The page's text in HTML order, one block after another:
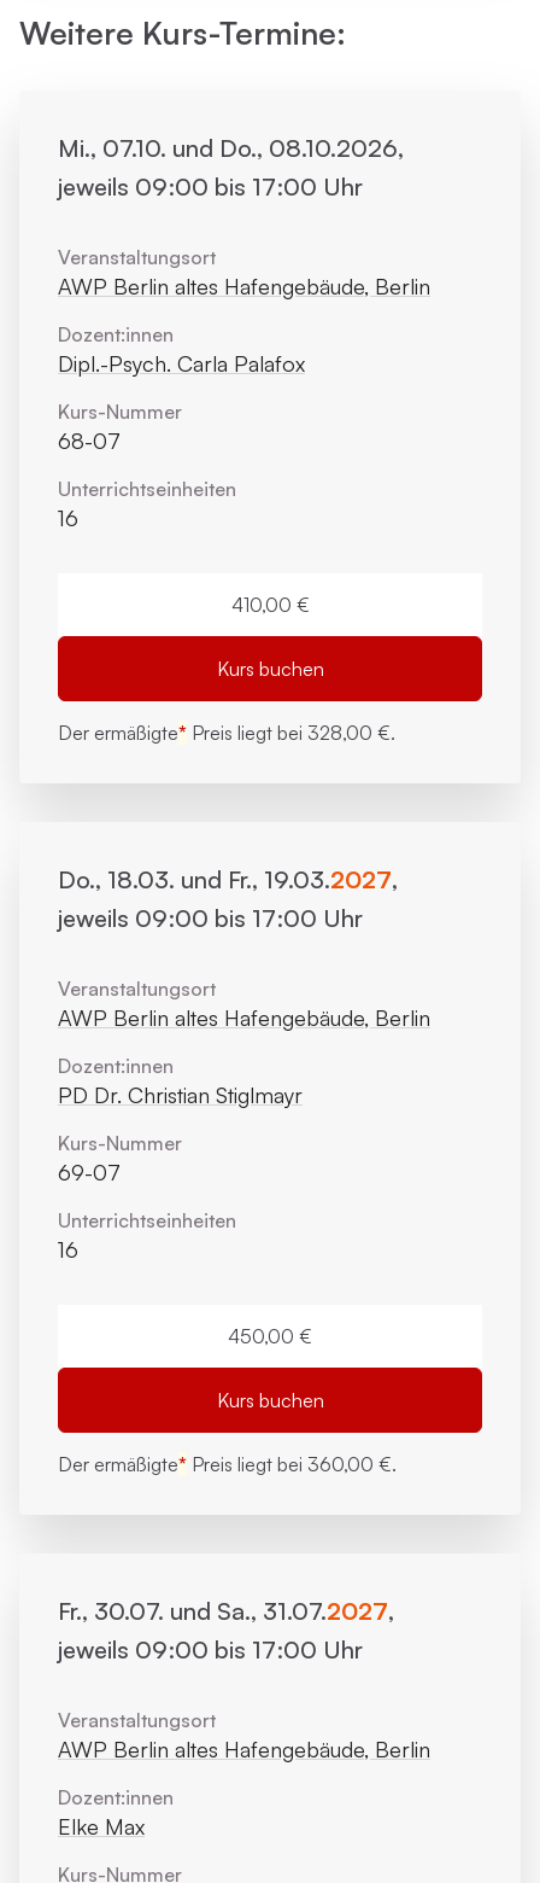
Weitere Kurs-Termine:
Mi., 07.10. und Do., 08.10.2026,
jeweils 09:00 bis 17:00 Uhr
Veranstaltungsort
AWP Berlin altes Hafengebäude, Berlin
Dozent:innen
Dipl.-Psych. Carla Palafox
Kurs-Nummer
68-07
Unterrichts­einheiten
16
410,00 €
Kurs buchen
Der ermäßigte* Preis liegt bei 328,00 €.
Do., 18.03. und Fr., 19.03.2027,
jeweils 09:00 bis 17:00 Uhr
Veranstaltungsort
AWP Berlin altes Hafengebäude, Berlin
Dozent:innen
PD Dr. Christian Stiglmayr
Kurs-Nummer
69-07
Unterrichts­einheiten
16
450,00 €
Kurs buchen
Der ermäßigte* Preis liegt bei 360,00 €.
Fr., 30.07. und Sa., 31.07.2027,
jeweils 09:00 bis 17:00 Uhr
Veranstaltungsort
AWP Berlin altes Hafengebäude, Berlin
Dozent:innen
Elke Max
Kurs-Nummer